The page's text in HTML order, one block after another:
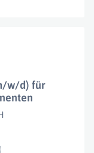
w/d) für